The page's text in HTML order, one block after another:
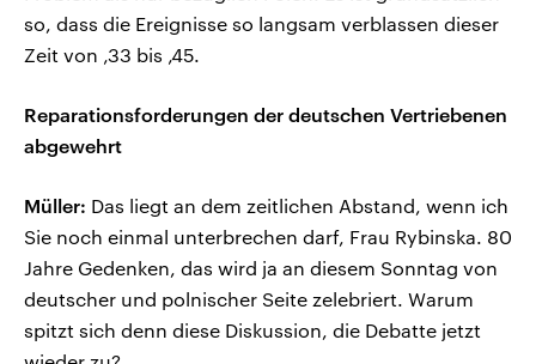
so, dass die Ereignisse so langsam verblassen dieser
Zeit von ‚33 bis ‚45.
Reparationsforderungen der deutschen Vertriebenen
abgewehrt
Müller: Das liegt an dem zeitlichen Abstand, wenn ich
Sie noch einmal unterbrechen darf, Frau Rybinska. 80
Jahre Gedenken, das wird ja an diesem Sonntag von
deutscher und polnischer Seite zelebriert. Warum
spitzt sich denn diese Diskussion, die Debatte jetzt